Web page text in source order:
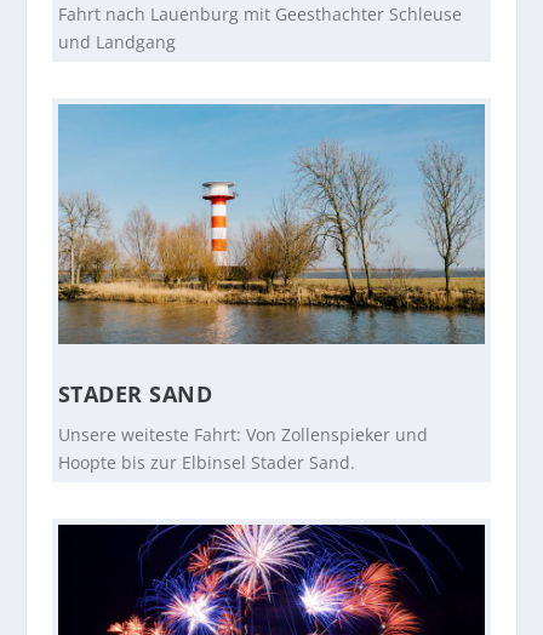
Fahrt nach Lauenburg mit Geesthachter Schleuse
und Landgang
STADER SAND
Unsere weiteste Fahrt: Von Zollenspieker und
Hoopte bis zur Elbinsel Stader Sand.